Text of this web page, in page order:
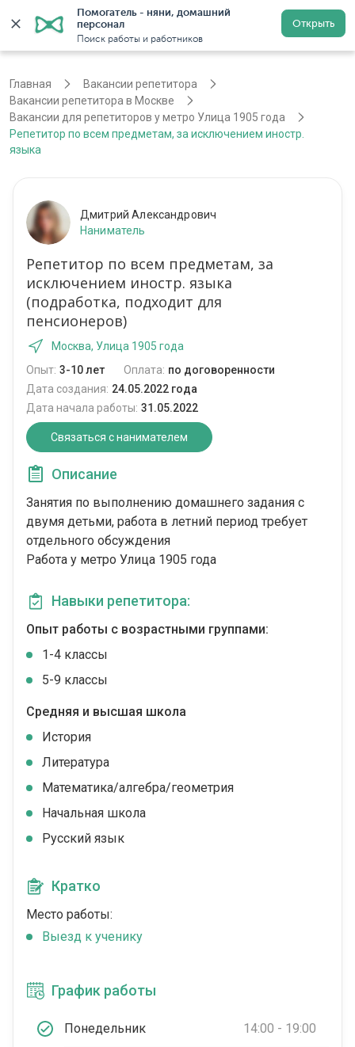
Помогатель - няни, домашний
персонал
Поиск работы и работников
Открыть
Регистрация
Главная
Вакансии репетитора
Вакансии репетитора в Москве
Вакансии для репетиторов у метро Улица 1905 года
Репетитор по всем предметам, за исключением иностр.
языка
Дмитрий Александрович
Наниматель
Репетитор по всем предметам, за
исключением иностр. языка
(подработка, подходит для
пенсионеров)
Москва, Улица 1905 года
Опыт: 3-10 лет Оплата: по договоренности
Дата создания: 24.05.2022 года
Дата начала работы: 31.05.2022
Связаться с нанимателем
Описание
Занятия по выполнению домашнего задания с
двумя детьми, работа в летний период требует
отдельного обсуждения
Работа у метро Улица 1905 года
Навыки репетитора:
Опыт работы с возрастными группами:
1-4 классы
5-9 классы
Средняя и высшая школа
История
Литература
Математика/алгебра/геометрия
Начальная школа
Русский язык
Кратко
Место работы:
Выезд к ученику
График работы
Понедельник 14:00 - 19:00